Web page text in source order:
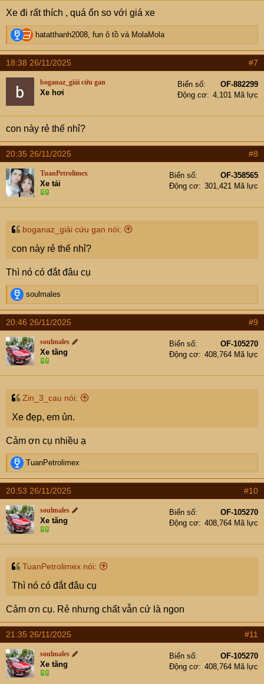
Xe đi rất thích , quá ổn so với giá xe
R
e
a
c
s
:
hatatthanh2008, fun ô tồ và MolaMola
18:38 26/11/2025 #7
boganaz_giải cứu gan
Xe hơi
Biển số
OF-882299
Động cơ
4,101 Mã lực
con này rẻ thế nhỉ?
20:35 26/11/2025 #8
TuanPetrolimex
Xe tải
Biển số
OF-358565
Động cơ
301,421 Mã lực
boganaz_giải cứu gan nói:
con này rẻ thế nhỉ?
Thì nó có đắt đâu cụ
R
e
a
c
t
i
o
n
s
soulmales
20:46 26/11/2025 #9
soulmales
Xe tăng
Biển số
OF-105270
Động cơ
408,764 Mã lực
Zin_3_cau nói:
Xe đẹp, em ủn.
Cảm ơn cụ nhiều ạ
R
e
a
c
t
i
o
n
s
TuanPetrolimex
20:53 26/11/2025 #10
soulmales
Xe tăng
Biển số
OF-105270
Động cơ
408,764 Mã lực
TuanPetrolimex nói:
Thì nó có đắt đâu cụ
Cảm ơn cụ. Rẻ nhưng chất vẫn cứ là ngon
21:35 26/11/2025 #11
soulmales
Xe tăng
Biển số
OF-105270
Động cơ
408,764 Mã lực